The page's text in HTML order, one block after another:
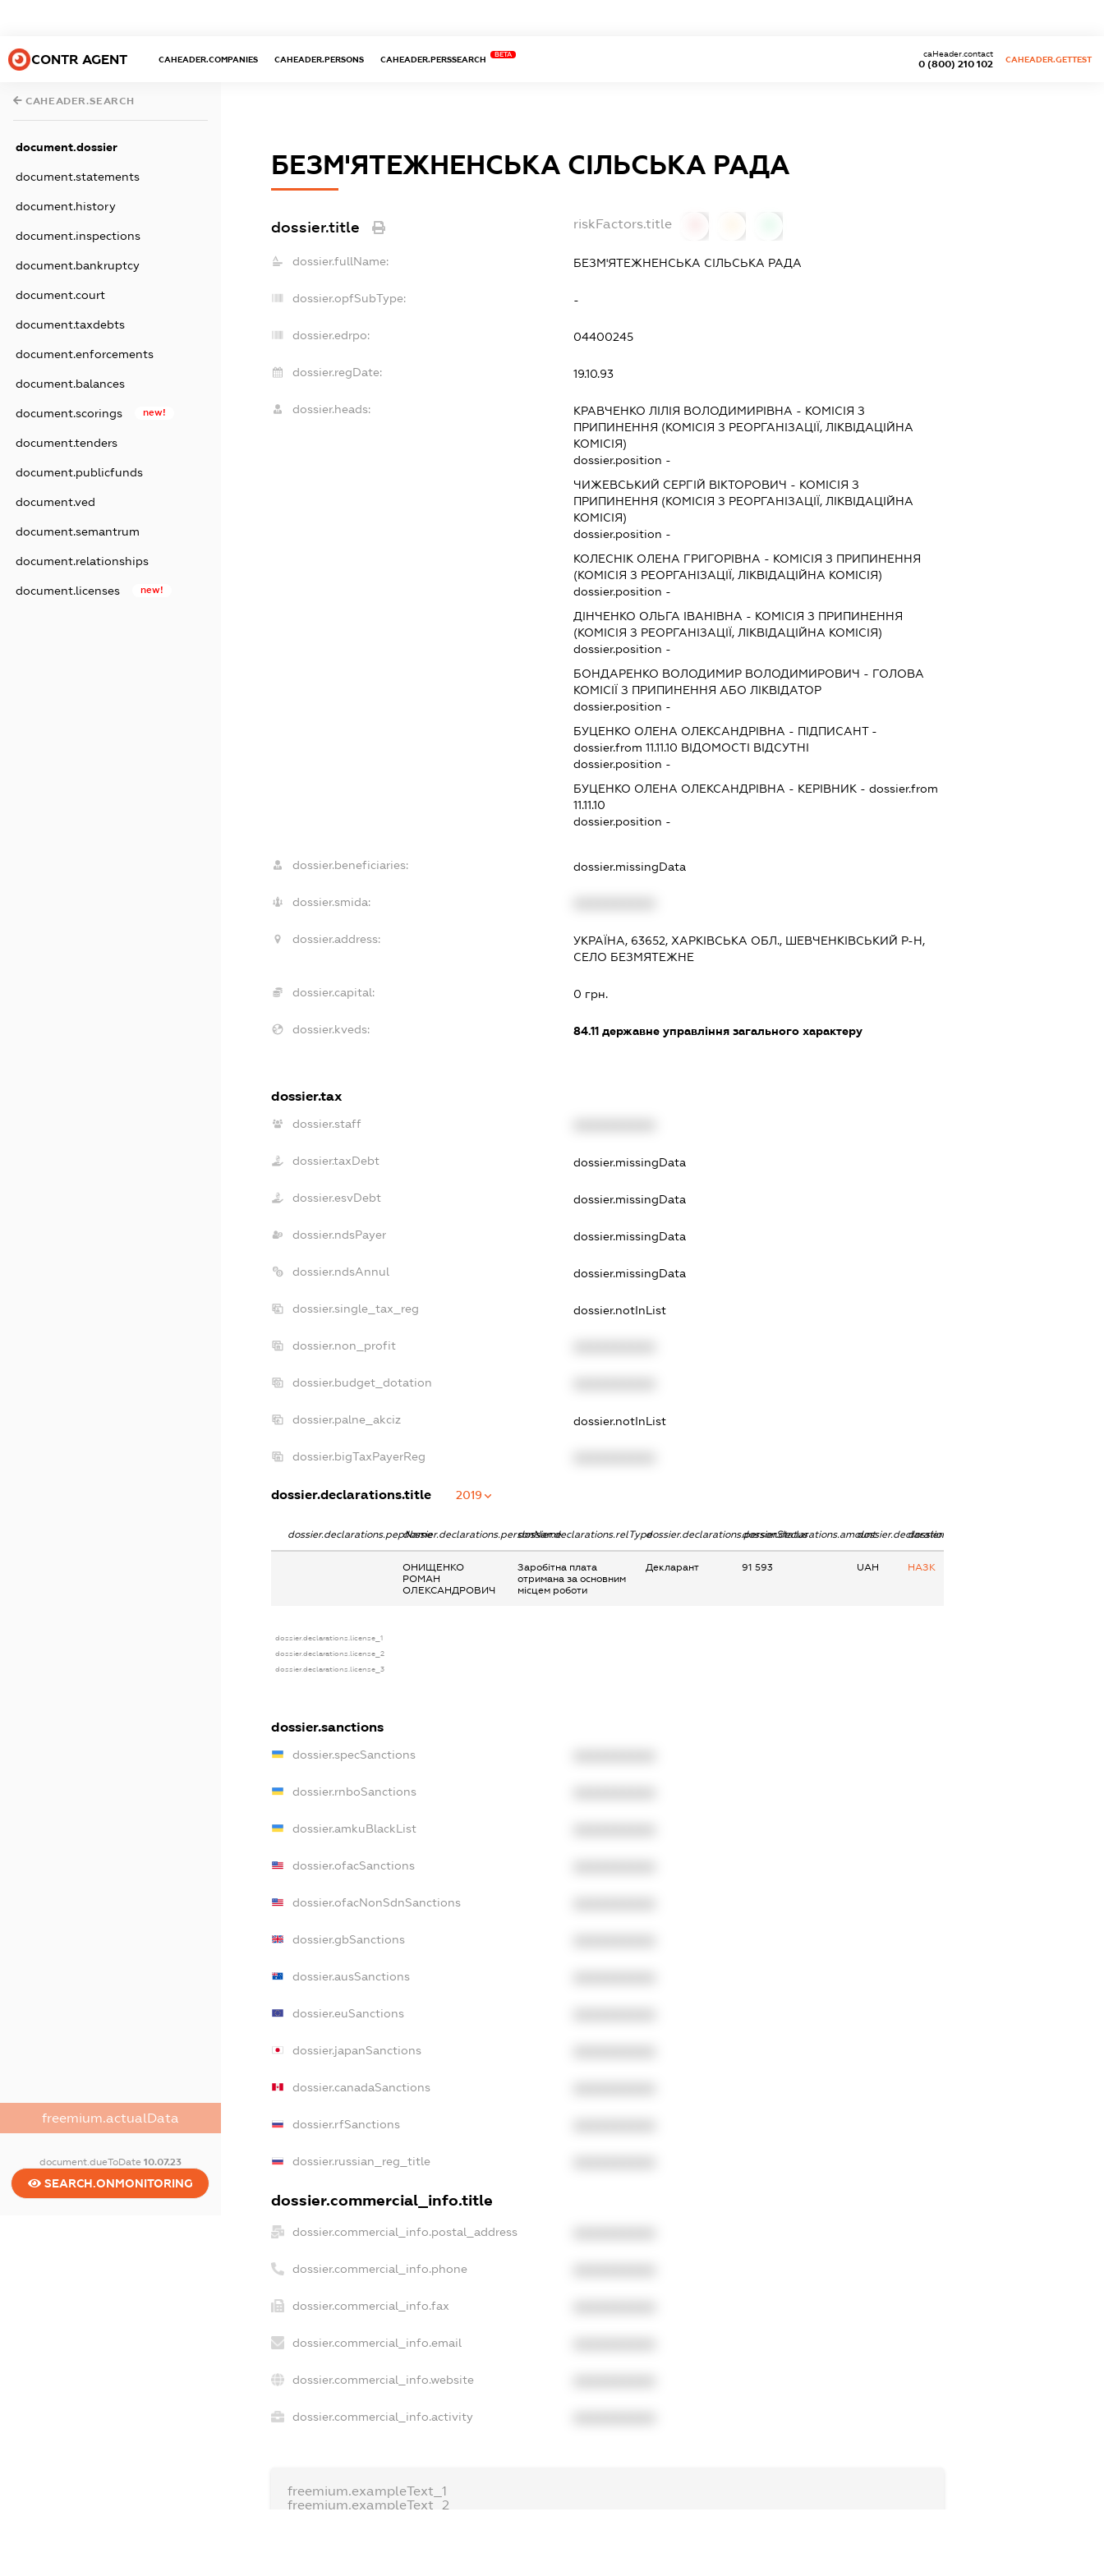
CONTR AGENT CAHEADER.COMPANIES CAHEADER.PERSONS CAHEADER.PERSSEARCH
BETA
0 (800) 210 102
caHeader.contact
CAHEADER.GETTEST
CAHEADER.SEARCH
document.dossier
document.statements
document.history
document.inspections
document.bankruptcy
document.court
document.taxdebts
document.enforcements
document.balances
document.scorings new!
document.tenders
document.publicfunds
document.ved
document.semantrum
document.relationships
document.licenses new!
freemium.actualData
document.dueToDate 10.07.23
SEARCH.ONMONITORING
БЕЗМ'ЯТЕЖНЕНСЬКА СІЛЬСЬКА РАДА
dossier.title riskFactors.title
dossier.fullName: БЕЗМ'ЯТЕЖНЕНСЬКА СІЛЬСЬКА РАДА
dossier.opfSubType: -
dossier.edrpo: 04400245
dossier.regDate: 19.10.93
dossier.heads: КРАВЧЕНКО ЛІЛІЯ ВОЛОДИМИРІВНА - КОМІСІЯ З
ПРИПИНЕННЯ (КОМІСІЯ З РЕОРГАНІЗАЦІЇ, ЛІКВІДАЦІЙНА
КОМІСІЯ)
dossier.position -
ЧИЖЕВСЬКИЙ СЕРГІЙ ВІКТОРОВИЧ - КОМІСІЯ З
ПРИПИНЕННЯ (КОМІСІЯ З РЕОРГАНІЗАЦІЇ, ЛІКВІДАЦІЙНА
КОМІСІЯ)
dossier.position -
КОЛЕСНІК ОЛЕНА ГРИГОРІВНА - КОМІСІЯ З ПРИПИНЕННЯ
(КОМІСІЯ З РЕОРГАНІЗАЦІЇ, ЛІКВІДАЦІЙНА КОМІСІЯ)
dossier.position -
ДІНЧЕНКО ОЛЬГА ІВАНІВНА - КОМІСІЯ З ПРИПИНЕННЯ
(КОМІСІЯ З РЕОРГАНІЗАЦІЇ, ЛІКВІДАЦІЙНА КОМІСІЯ)
dossier.position -
БОНДАРЕНКО ВОЛОДИМИР ВОЛОДИМИРОВИЧ - ГОЛОВА
КОМІСІЇ З ПРИПИНЕННЯ АБО ЛІКВІДАТОР
dossier.position -
БУЦЕНКО ОЛЕНА ОЛЕКСАНДРІВНА - ПІДПИСАНТ-
dossier.from 11.11.10 ВІДОМОСТІ ВІДСУТНІ
dossier.position -
БУЦЕНКО ОЛЕНА ОЛЕКСАНДРІВНА - КЕРІВНИК - dossier.from
11.11.10
dossier.position -
dossier.beneficiaries: dossier.missingData
dossier.smida:
dossier.address:
УКРАЇНА, 63652, ХАРКІВСЬКА ОБЛ., ШЕВЧЕНКІВСЬКИЙ Р-Н,
СЕЛО БЕЗМЯТЕЖНЕ
dossier.capital: 0 грн.
dossier.kveds: 84.11 державне управління загального характеру
dossier.tax
dossier.staff
dossier.taxDebt dossier.missingData
dossier.esvDebt dossier.missingData
dossier.ndsPayer dossier.missingData
dossier.ndsAnnul dossier.missingData
dossier.single_tax_reg dossier.notInList
dossier.non_profit
dossier.budget_dotation
dossier.palne_akciz dossier.notInList
dossier.bigTaxPayerReg
dossier.declarations.title 2019
dossier.declarations.pepNamedossier.declarations.personNamedossier.declarations.relTypedossier.declarations.personStatusdossier.declarations.amountdossier.declarations.currency
dossier.declarations.source
ОНИЩЕНКО
РОМАН
ОЛЕКСАНДРОВИЧ
Заробітна плата
отримана за основним
місцем роботи
Декларант 91 593 UAH НАЗК
dossier.declarations.license_1
dossier.declarations.license_2
dossier.declarations.license_3
dossier.sanctions
dossier.specSanctions
dossier.rnboSanctions
dossier.amkuBlackList
dossier.ofacSanctions
dossier.ofacNonSdnSanctions
dossier.gbSanctions
dossier.ausSanctions
dossier.euSanctions
dossier.japanSanctions
dossier.canadaSanctions
dossier.rfSanctions
dossier.russian_reg_title
dossier.commercial_info.title
dossier.commercial_info.postal_address
dossier.commercial_info.phone
dossier.commercial_info.fax
dossier.commercial_info.email
dossier.commercial_info.website
dossier.commercial_info.activity
freemium.exampleText_1
freemium.exampleText_2